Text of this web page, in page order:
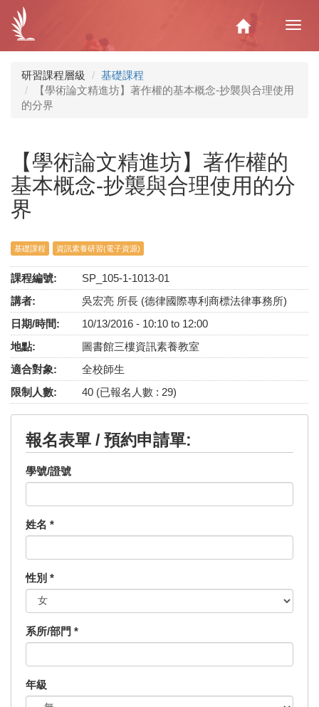
內
Home
研習課程層級
基礎課程
【學術論文精進坊】著作權的基本概念-抄襲與合理使用
的分界
【學術論文精進坊】著作權的
基本概念-抄襲與合理使用的分
界
基礎課程 資訊素養研習(電子資源)
課程編號:
SP_105-1-1013-01
講者:
吳宏亮 所長 (德律國際專利商標法律事務所)
日期/時間:
10/13/2016 - 10:10 to 12:00
地點:
圖書館三樓資訊素養教室
適合對象:
全校師生
限制人數:
40 (已報名人數 : 29)
報名表單 / 預約申請單:
學號/證號
姓名 *
性別 *
系所/部門 *
年級